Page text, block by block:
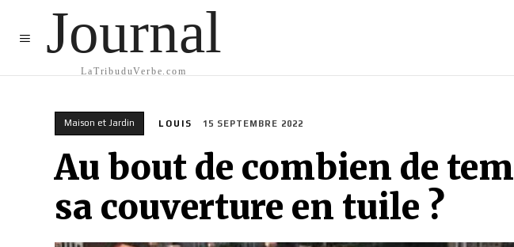
Journal
LaTribuduVerbe.com
Maison et Jardin LOUIS 15 SEPTEMBRE 2022
Au bout de combien de
sa couverture en tuile ?